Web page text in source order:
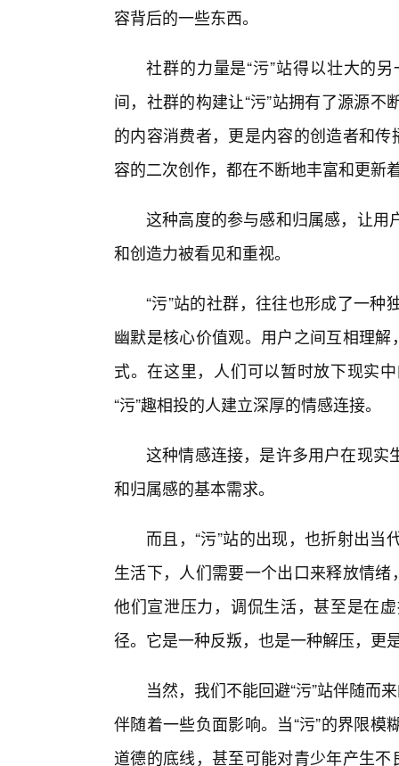
容背后的一些东西。
社群的力量是“污”站得以壮大的
间，社群的构建让“污”站拥有了源源
的内容消费者，更是内容的创造者和
容的二次创作，都在不断地丰富和更新
这种高度的参与感和归属感，让用
和创造力被看见和重视。
“污”站的社群，往往也形成了一
幽默是核心价值观。用户之间互相理
式。在这里，人们可以暂时放下现实
“污”趣相投的人建立深厚的情感连接。
这种情感连接，是许多用户在现实
和归属感的基本需求。
而且，“污”站的出现，也折射出
生活下，人们需要一个出口来释放情
他们宣泄压力，调侃生活，甚至是在
径。它是一种反叛，也是一种解压，更
当然，我们不能回避“污”站伴随而
伴随着一些负面影响。当“污”的界限
道德的底线，甚至可能对青少年产生